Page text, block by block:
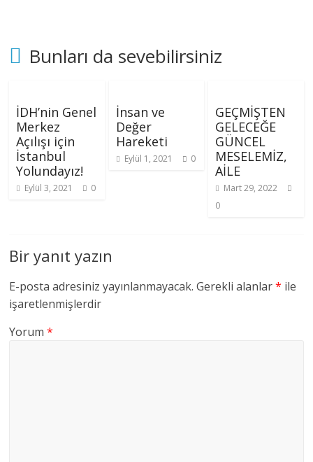
Bunları da sevebilirsiniz
İDH’nin Genel
Merkez
Açılışı için
İstanbul
Yolundayız!
Eylül 3, 2021 0
İnsan ve
Değer
Hareketi
Eylül 1, 2021 0
GEÇMİŞTEN
GELECEĞE
GÜNCEL
MESELEMİZ,
AİLE
Mart 29, 2022
0
Bir yanıt yazın
E-posta adresiniz yayınlanmayacak. Gerekli alanlar* ile
işaretlenmişlerdir
Yorum*